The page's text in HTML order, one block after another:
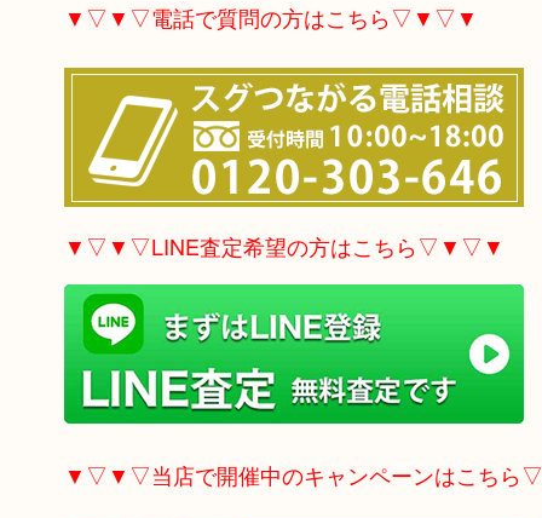
▼▽▼▽電話で質問の方はこちら▽▼▽▼
▼▽▼▽LINE査定希望の方はこちら▽▼▽▼
▼▽▼▽当店で開催中のキャンペーンはこち